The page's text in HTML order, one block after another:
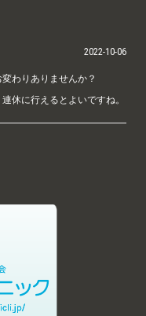
2022-10-06
わりありませんか？
休に行えるとよいですね。